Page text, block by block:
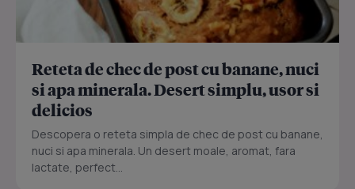
Reteta de chec de post cu banane, nuci
si apa minerala. Desert simplu, usor si
delicios
Descopera o reteta simpla de chec de post cu banane,
nuci si apa minerala. Un desert moale, aromat, fara
lactate, perfect...